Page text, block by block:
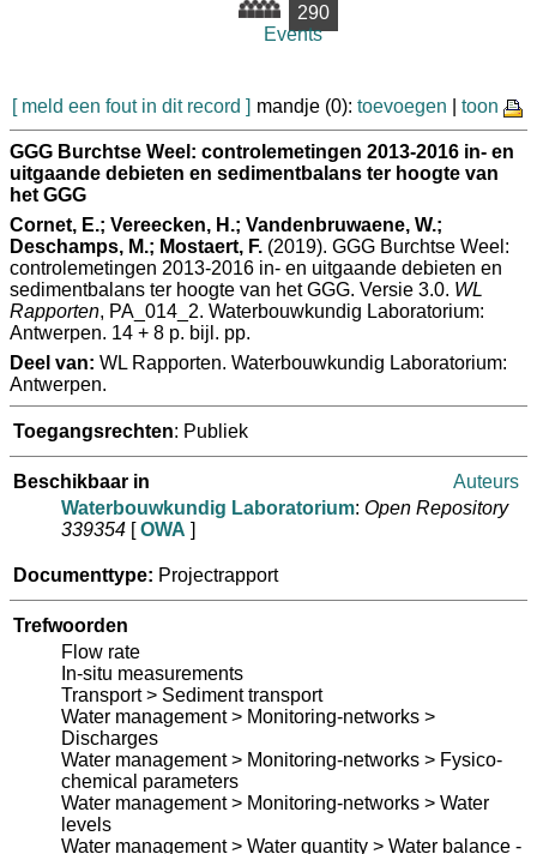
290
Events
[ meld een fout in dit record ] mandje (0): toevoegen toon
GGG Burchtse Weel: controlemetingen 2013-2016 in- en
uitgaande debieten en sedimentbalans ter hoogte van
het GGG
Cornet, E.; Vereecken, H.; Vandenbruwaene, W.;
Deschamps, M.; Mostaert, F. (2019). GGG Burchtse Weel:
controlemetingen 2013-2016 in- en uitgaande debieten en
sedimentbalans ter hoogte van het GGG. Versie 3.0. WL
Rapporten, PA_014_2. Waterbouwkundig Laboratorium:
Antwerpen. 14 + 8 p. bijl. pp.
Deel van: WL Rapporten. Waterbouwkundig Laboratorium:
Antwerpen.
Toegangsrechten: Publiek
Beschikbaar in
Auteurs
Waterbouwkundig Laboratorium: Open Repository
339354 [OWA ]
Documenttype: Projectrapport
Trefwoorden
Flow rate
In-situ measurements
Transport > Sediment transport
Water management > Monitoring-networks >
Discharges
Water management > Monitoring-networks > Fysico-
chemical parameters
Water management > Monitoring-networks > Water
levels
Water management > Water quantity > Water balance -